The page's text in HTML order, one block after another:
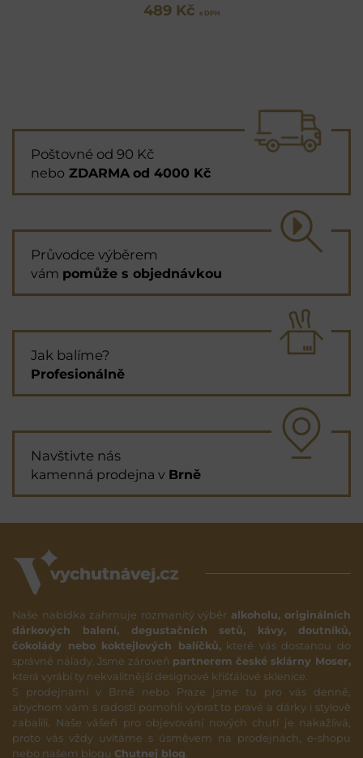
489 Kč s DPH
Poštovné od 90 Kč
nebo ZDARMA od 4000 Kč
Průvodce výběrem
vám pomůže s objednávkou
Jak balíme?
Profesionálně
Navštivte nás
kamenná prodejna v Brně
Naše nabídka zahrnuje rozmanitý výběr alkoholu, originálních
dárkových balení, degustačních setů, kávy, doutníků,
čokolády nebo koktejlových balíčků,které vás dostanou do
správné nálady. Jsme zároveň partnerem české sklárny Moser,
která vyrábí ty nekvalitnější designové křišťálové sklenice.
S prodejnami v Brně nebo Praze jsme tu pro vás denně,
abychom vám s radostí pomohli vybrat to pravé a dárky i stylově
zabalili. Naše vášeň pro objevování nových chutí je nakažlivá,
proto vás vždy uvítáme s úsměvem na prodejnách, e-shopu
nebo našem blogu Chutnej blog